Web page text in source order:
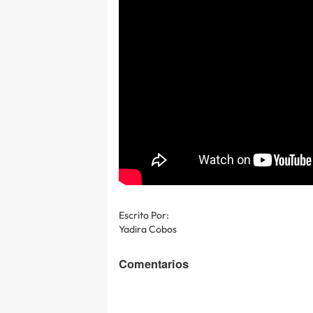
Escrito Por:
Yadira Cobos
Comentarios